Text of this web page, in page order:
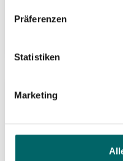
Präferenzen
Statistiken
Marketing